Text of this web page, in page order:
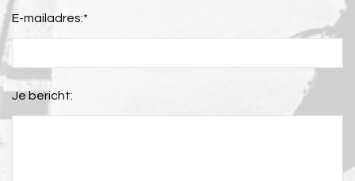
E-mailadres:*
Je bericht: